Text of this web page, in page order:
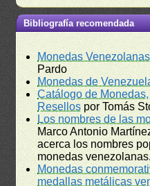
Bibliografía recomendada
Monedas Venezolanas
Pardo
Monedas de
Catálogo de
Resellos por Tomás
Los nombres de las
Marco Antonio
acerca los nombres
monedas venezolanas.
Monedas
medallas metálicas